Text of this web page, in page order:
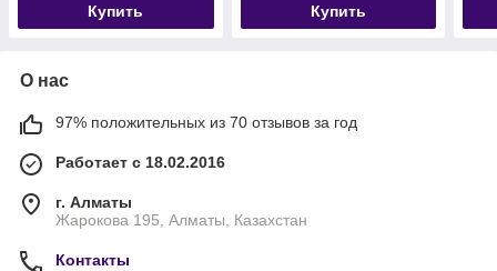
Купить Купить
О нас
97% положительных из 70 отзывов за год
Работает с 18.02.2016
г. Алматы
Жарокова 195, Алматы, Казахстан
Контакты